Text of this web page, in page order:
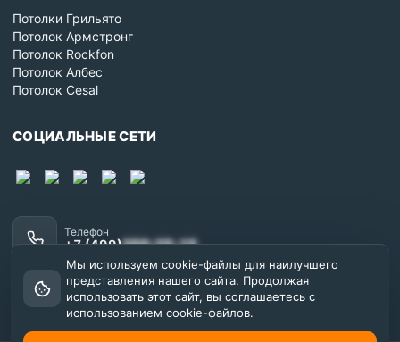
Потолки Грильято
Потолок Армстронг
Потолок Rockfon
Потолок Албес
Потолок Cesal
СОЦИАЛЬНЫЕ СЕТИ
Телефон
+7 (499)350-25-15
Почта
sale@prompotolok.ru
Мы используем cookie-файлы для наилучшего
представления нашего сайта. Продолжая
использовать этот сайт, вы соглашаетесь с
использованием cookie-файлов.